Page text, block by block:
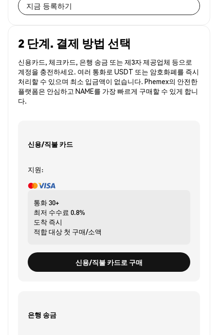
지금 등록하기
2 단계. 결제 방법 선택
신용카드, 체크카드, 은행 송금 또는 제3자 제공업체 등으로
계정을 충전하세요. 여러 통화로 USDT 또는 암호화폐를 즉시
처리할 수 있으며 최소 입금액이 없습니다. Phemex의 안전한
플랫폼은 안심하고 NAME를 가장 빠르게 구매할 수 있게 합니
다.
신용/직불 카드
지원:
통화30+
최저 수수료 0.8%
도착 즉시
적합 대상 첫 구매/소액
신용/직불 카드로 구매
은행 송금